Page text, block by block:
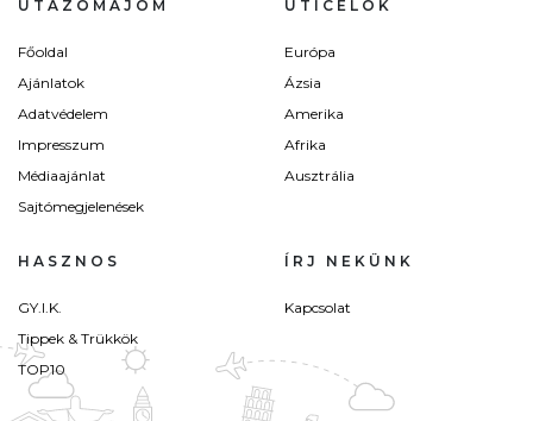
UTAZÓMAJOM
Főoldal
Ajánlatok
Adatvédelem
Impresszum
Médiaajánlat
Sajtómegjelenések
ÚTICÉLOK
Európa
Ázsia
Amerika
Afrika
Ausztrália
HASZNOS
GY.I.K.
Tippek & Trükkök
TOP10
ÍRJ NEKÜNK
Kapcsolat